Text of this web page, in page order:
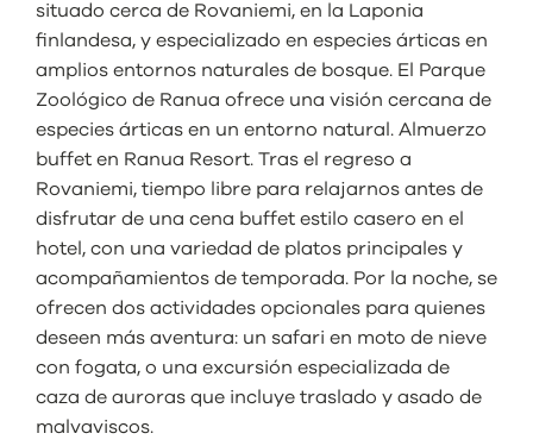
situado cerca de Rovaniemi, en la Laponia
finlandesa, y especializado en especies árticas en
amplios entornos naturales de bosque. El Parque
Zoológico de Ranua ofrece una visión cercana de
especies árticas en un entorno natural. Almuerzo
buffet en Ranua Resort. Tras el regreso a
Rovaniemi, tiempo libre para relajarnos antes de
disfrutar de una cena buffet estilo casero en el
hotel, con una variedad de platos principales y
acompañamientos de temporada. Por la noche, se
ofrecen dos actividades opcionales para quienes
deseen más aventura: un safari en moto de nieve
con fogata, o una excursión especializada de
caza de auroras que incluye traslado y asado de
malvaviscos.